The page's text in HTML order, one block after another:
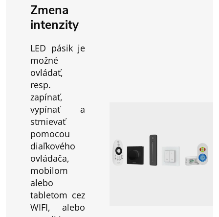
Zmena
intenzity
LED pásik je
možné
ovládať,
resp.
zapínať,
vypínať a
stmievať
pomocou
diaľkového
ovládača,
mobilom
alebo
tabletom cez
WIFI, alebo